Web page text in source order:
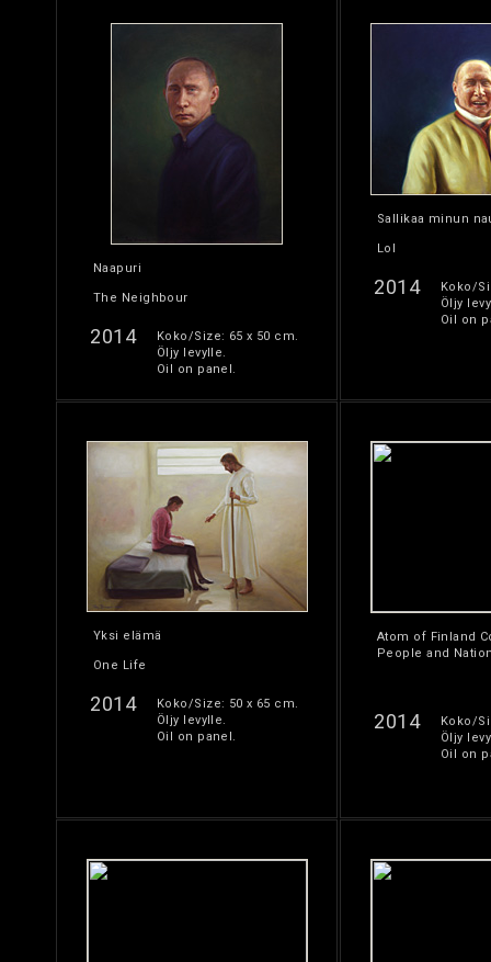
Naapuri
The Neighbour
2014
Koko/Size: 65 x 50 cm.
Öljy levylle.
Oil on panel.
Sallikaa minun
Lol
2014
Koko/
Öljy
Oil on
Yksi elämä
One Life
2014
Koko/Size: 50 x 65 cm.
Öljy levylle.
Oil on panel.
Atom of Finland
People and
2014
Koko/
Öljy
Oil on